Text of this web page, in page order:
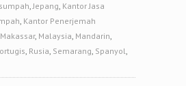
,Jepang, Kantor Jasa
, Kantor Penerjemah
Makassar, Malaysia, Mandarin,
, Rusia, Semarang, Spanyol,